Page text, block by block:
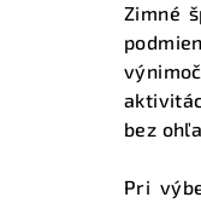
Zimné
bez
Pri